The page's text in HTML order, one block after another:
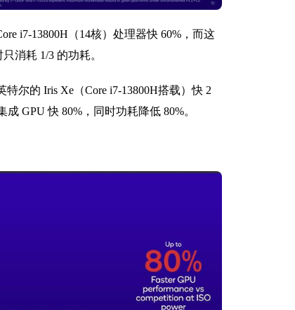
i7-13800H（14核）处理器快 60%，而这
消耗 1/3 的功耗。
尔的 Iris Xe（Core i7-13800H搭载）快 2
GPU 快 80%，同时功耗降低 80%。